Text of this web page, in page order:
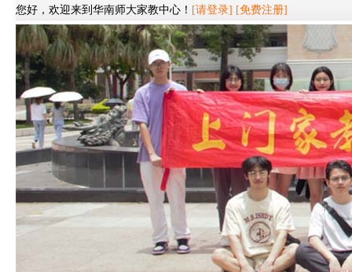
您好，欢迎来到华南师大家教中心！ [请登录] [免费注册]